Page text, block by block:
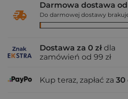
Darmowa dostawa od
Do darmowej dostawy brakuje
Dostawa za 0 zł dla
zamówień od 99 zł
Kup teraz, zapłać za 30